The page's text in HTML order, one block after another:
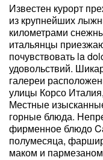
Известен курорт
из крупнейших
километрами
итальянцы
почувствовать la
удовольствий.
галереи
улицы Корсо
Местные
горные блюда.
фирменное блюдо
полумесяца,
маком и